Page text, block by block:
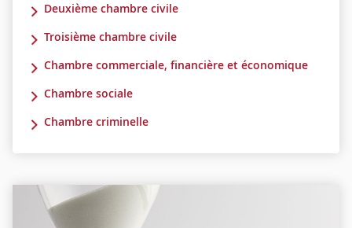
Deuxième chambre civile
Troisième chambre civile
Chambre commerciale, financière et économique
Chambre sociale
Chambre criminelle